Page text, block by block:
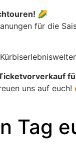
🌽
für die
uns auf euch!
Tag